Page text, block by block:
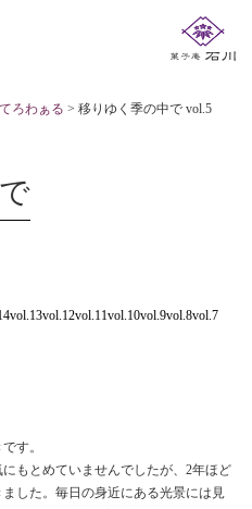
てろわぁる > 移りゆく季の中で vol.5
vol.13vol.12vol.11vol.10vol.9vol.8vol.7
す。
もとめていませんでしたが、2年ほど
した。毎日の身近にある光景には見